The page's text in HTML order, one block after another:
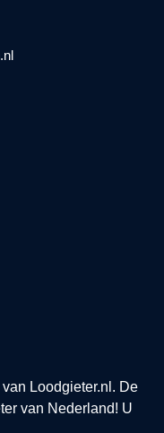
Loodgieter.nl . De
van Nederland! U